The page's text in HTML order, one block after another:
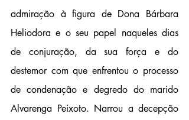
admiração à figura de Dona Bárbara
Heliodora e o seu papel naqueles dias
de conjuração, da sua força e do
destemor com que enfrentou o processo
de condenação e degredo do marido
Alvarenga Peixoto. Narrou a decepção